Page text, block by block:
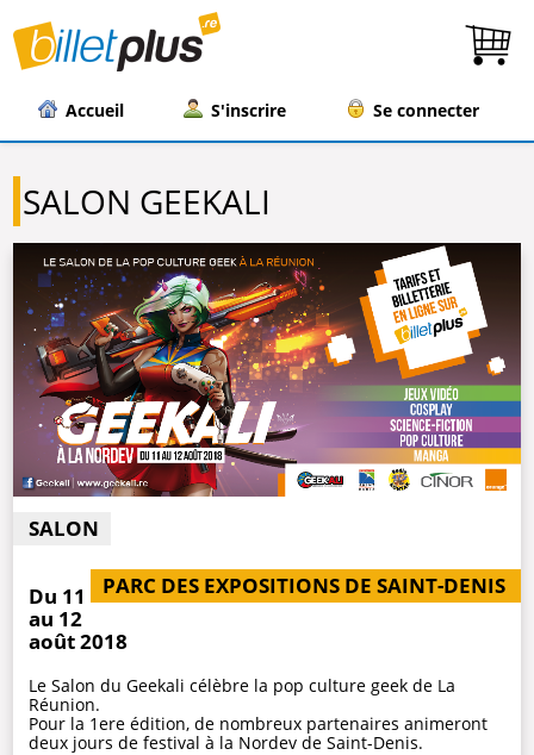
Accueil S'inscrire Se connecter
SALON GEEKALI
SALON
PARC DES EXPOSITIONS DE SAINT-DENIS
Du 11
au 12
août 2018
Le Salon du Geekali célèbre la pop culture geek de La
Réunion.
Pour la 1ere édition, de nombreux partenaires animeront
deux jours de festival à la Nordev de Saint-Denis.